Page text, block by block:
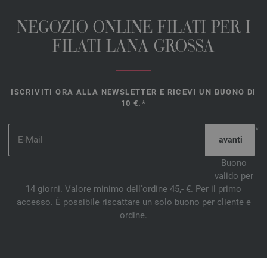
NEGOZIO ONLINE FILATI PER I
FILATI LANA GROSSA
ISCRIVITI ORA ALLA NEWSLETTER E RICEVI UN BUONO DI
10 €.*
*
Buono
valido per
14 giorni. Valore minimo dell'ordine 45,- €. Per il primo
accesso. È possibile riscattare un solo buono per cliente e
ordine.